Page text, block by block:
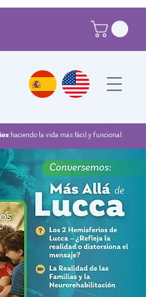
haciendo la vida más fácil y funcional